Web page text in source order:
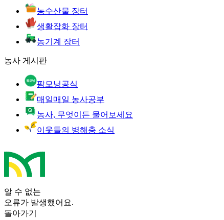
농수산물 장터
생활잡화 장터
농기계 장터
농사 게시판
팜모닝공식
매일매일 농사공부
농사, 무엇이든 물어보세요
이웃들의 병해충 소식
알 수 없는
오류가 발생했어요.
돌아가기